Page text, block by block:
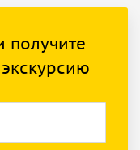
получите